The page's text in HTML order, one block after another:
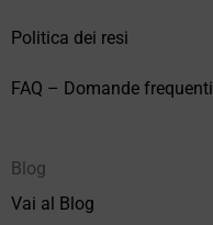
Politica dei resi
FAQ – Domande frequenti
Blog
Vai al Blog